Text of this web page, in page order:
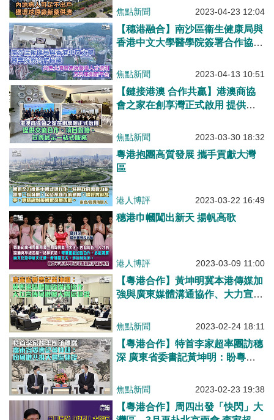
原廠新藥供應
焦點新聞 2023-04-23 12:04
【穗港融合】南沙區衞生健康局與
香港中文大學醫學院簽署合作協議
研創新平台
焦點新聞 2023-04-13 10:51
【鏈接港澳 合作共贏】港澳商協
會之家在創享灣正式啟用 提供交
式服務
焦點新聞 2023-03-30 18:32
粵港抱團高質發展 攜手貢獻大灣
區
港人博評 2023-03-22 16:49
穗港巾幗闖出新天 揚帆高歌
港人博評 2023-03-09 11:00
【粵港合作】黃坤明冀本港傳媒加
強與廣東媒體溝通協作、大力宣傳
焦點新聞 2023-02-24 18:11
【粵港合作】特首李家超率團訪穗
深 廣東省委書記黃坤明：盼粵港
焦點新聞 2023-02-23 19:38
【粵港合作】周四出發「快閃」大